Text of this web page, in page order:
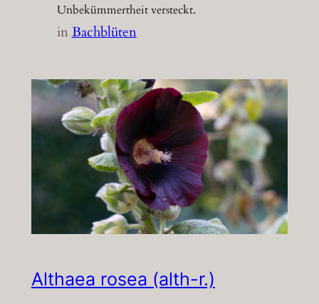
Unbekümmertheit versteckt.
inBachblüten
Althaea rosea (alth-r.)